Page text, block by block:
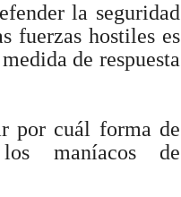
la seguridad
fuerzas hostiles es
de respuesta
por cuál forma de
maníacos de